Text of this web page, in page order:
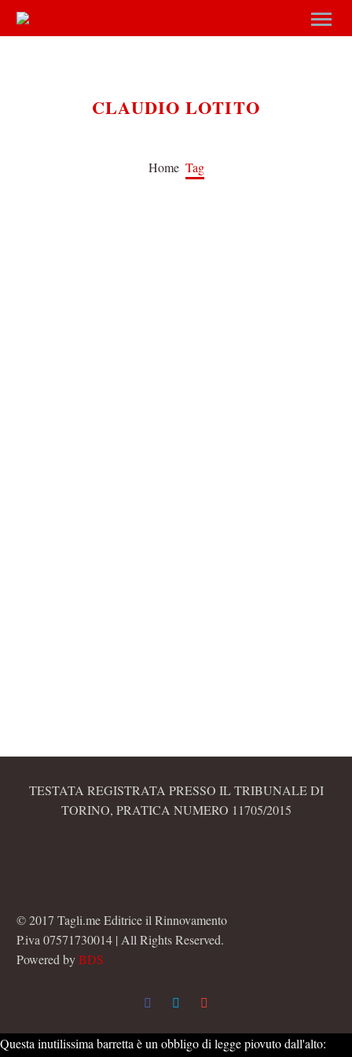
CLAUDIO LOTITO
Home Tag
TESTATA REGISTRATA PRESSO IL TRIBUNALE DI
TORINO, PRATICA NUMERO 11705/2015
© 2017 Tagli.me Editrice il Rinnovamento
P.iva 07571730014 | All Rights Reserved.
Powered byBDS
Questa inutilissima barretta è un obbligo di legge piovuto dall'alto: